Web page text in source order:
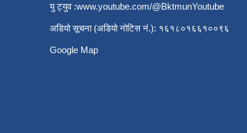
यु ट्युव :www.youtube.com/@BktmunYoutube
अडियो सूचना (अडियो नोटिस नं.): १६१८०१६६१००९६
Google Map